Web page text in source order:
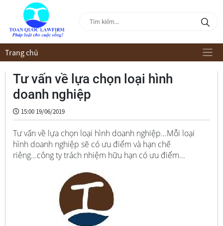
Trang chủ
Tư vấn về lựa chọn loại hình
doanh nghiệp
15:00 19/06/2019
Tư vấn về lựa chọn loại hình doanh nghiệp...Mỗi loại
hình doanh nghiệp sẽ có ưu điểm và hạn chế
riêng...công ty trách nhiệm hữu hạn có ưu điểm...